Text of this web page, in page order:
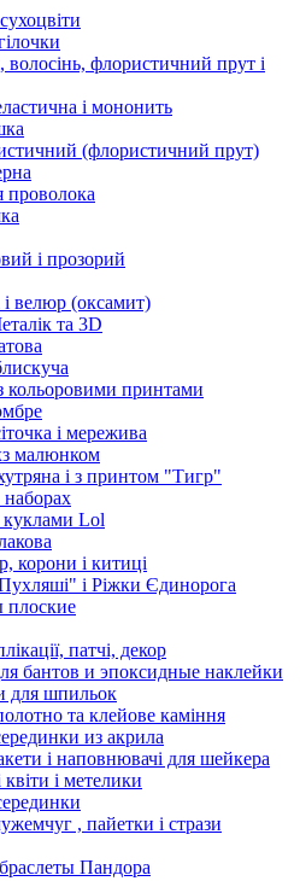
волосінь, флористичний прут і
і мононить
(флористичний прут)
проволока
і прозорий
велюр (оксамит)
та 3D
кольоровими принтами
і мережива
малюнком
і з принтом "Тигр"
Lol
корони і китиці
і Ріжки Єдинорога
патчі, декор
бантов и эпоксидные наклейки
для шпильок
та клейове каміння
из акрила
і наповнювачі для шейкера
і метелики
, пайетки і стрази
Пандора